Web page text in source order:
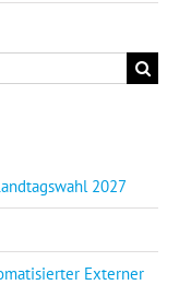
2027
Externer